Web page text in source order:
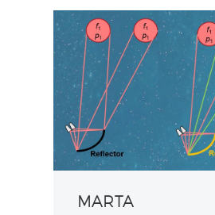
MARTA